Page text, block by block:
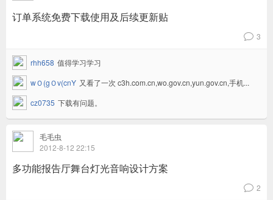
订单系统免费下载使用及后续更新贴
v 3
rhh658 值得学习学习
wＯ(gＯv(cnY 又看了一次 c3h.com.cn,wo.gov.cn,yun.gov.cn,手机...
cz0735 下载有问题。
毛毛虫
2012-8-12 22:15
多功能报告厅舞台灯光音响设计方案
v 2